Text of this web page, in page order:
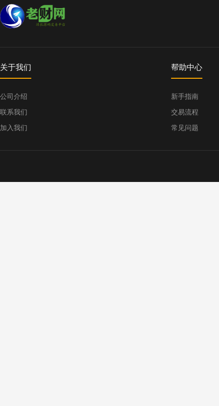
关于我们
公司介绍
联系我们
加入我们
帮助中心
新手指南
交易流程
常见问题